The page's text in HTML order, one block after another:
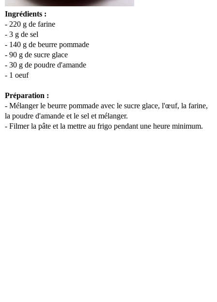
Ingrédients :
- 220 g de farine
- 3 g de sel
- 140 g de beurre pommade
- 90 g de sucre glace
- 30 g de poudre d'amande
- 1 oeuf
Préparation :
- Mélanger le beurre pommade avec le sucre glace, l'œuf, la farine,
la poudre d'amande et le sel et mélanger.
- Filmer la pâte et la mettre au frigo pendant une heure minimum.